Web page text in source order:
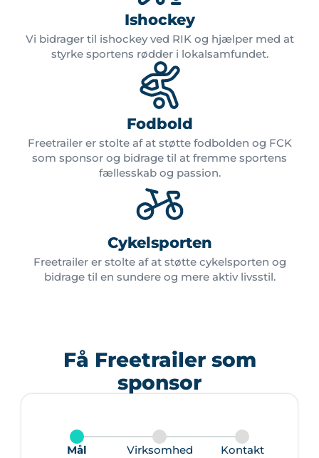
Ishockey
Vi bidrager til ishockey ved RIK og hjælper med at
styrke sportens rødder i lokalsamfundet.
Fodbold
Freetrailer er stolte af at støtte fodbolden og FCK
som sponsor og bidrage til at fremme sportens
fællesskab og passion.
Cykelsporten
Freetrailer er stolte af at støtte cykelsporten og
bidrage til en sundere og mere aktiv livsstil.
Få Freetrailer som
sponsor
Mål Virksomhed Kontakt